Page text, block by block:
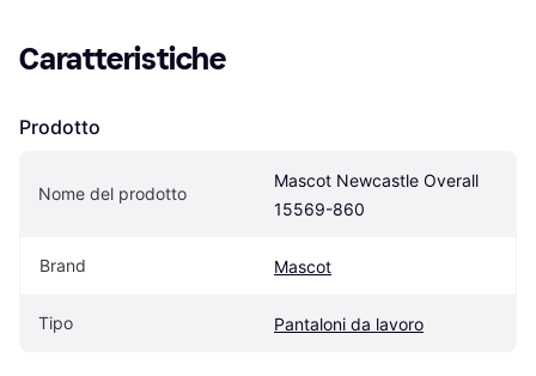
Caratteristiche
Prodotto
Nome del prodotto
Mascot Newcastle Overall
15569-860
Brand Mascot
Tipo Pantaloni da lavoro